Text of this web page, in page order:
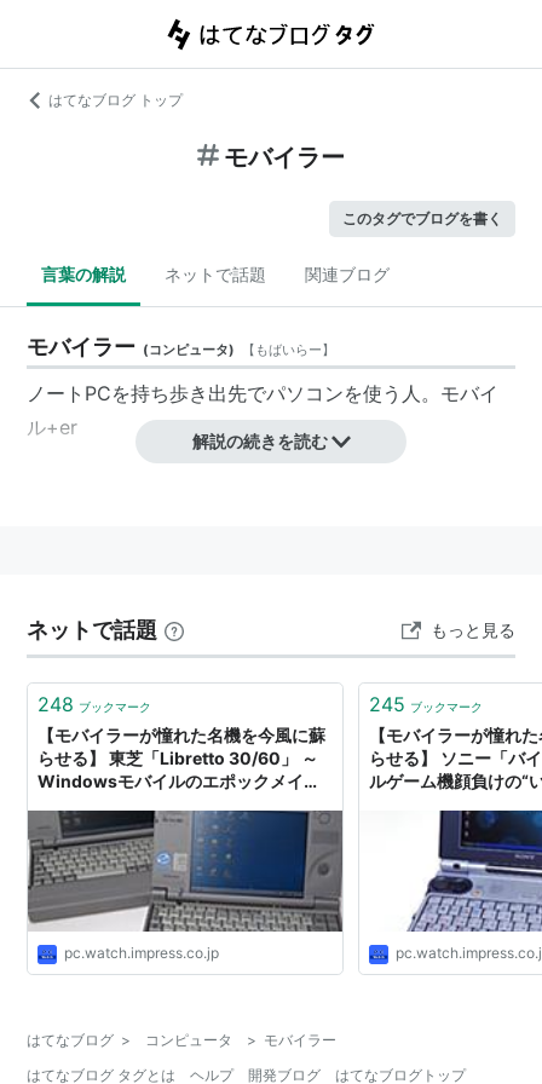
はてなブログ トップ
モバイラー
このタグでブログを書く
言葉の解説 ネットで話題 関連ブログ
モバイラー (コンピュータ) 【 もばいらー】
ノートPCを持ち歩き出先でパソコンを使う人。モバイ
ル+er
解説の続きを読む
ネットで話題 もっと見る
248 ブックマーク
【モバイラーが憧れた名機を今風に蘇
らせる】 東芝「Libretto 30/60」 ～
Windowsモバイルのエポックメイカ
pc.watch.impress.co.jp
245 ブックマーク
【モバイラーが憧れ
らせる】 ソニー「バ
ルゲーム機顔負けの“
はてなブログ > コンピュータ > モバイラー
はてなブログ タグとは
ヘルプ 開発ブログ はてなブログトップ